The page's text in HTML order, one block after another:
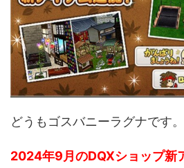
どうもゴスバニーラグナです。
2024年9月のDQXショップ新